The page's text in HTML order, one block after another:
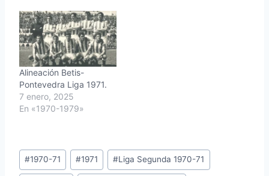
Alineación Betis-
Pontevedra Liga 1971.
7 enero, 2025
En «1970-1979»
Etiquetas
de
#1970-71 #1971 #Liga Segunda 1970-71